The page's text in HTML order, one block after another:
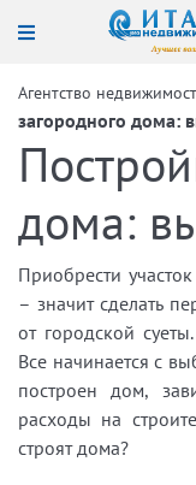
Агентство
загородного дома:
дома:
Приобрести
– значит сделать
от городской
Все начинается с
построен дом,
расходы на
строят дома?